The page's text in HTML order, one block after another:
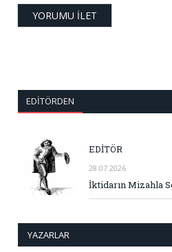
EDITÖRDEN
EDİTÖR
28.07.2026
İktidarın Mizahla
YAZARLAR